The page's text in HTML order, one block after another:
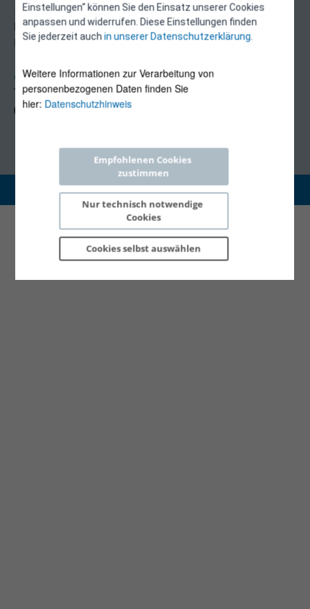
Einstellungen“ können Sie den Einsatz unserer Cookies
anpassen und widerrufen. Diese Einstellungen finden
Sie jederzeit auchin unserer Datenschutzerklärung.
Weitere Informationen zur Verarbeitung von
personenbezogenen Daten finden Sie
hier: Datenschutzhinweis
Empfohlenen Cookies
zustimmen
Nur technisch notwendige
Cookies
Cookies selbst auswählen
Kontakt
E-Control
Rudolfsplatz 13a
energieeffizienz@e-control.at
Tel +43 1 5324724
(Mo, Mi-Fr 09:30-12:30 Uhr)
Copyright 2026 © E-Control